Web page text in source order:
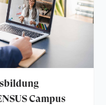
Campus